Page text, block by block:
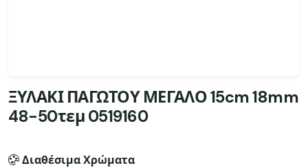
ΞΥΛΑΚΙ ΠΑΓΩΤΟΥ ΜΕΓΑΛΟ 15cm 18mm
48-50τεμ 0519160
Διαθέσιμα Χρώματα